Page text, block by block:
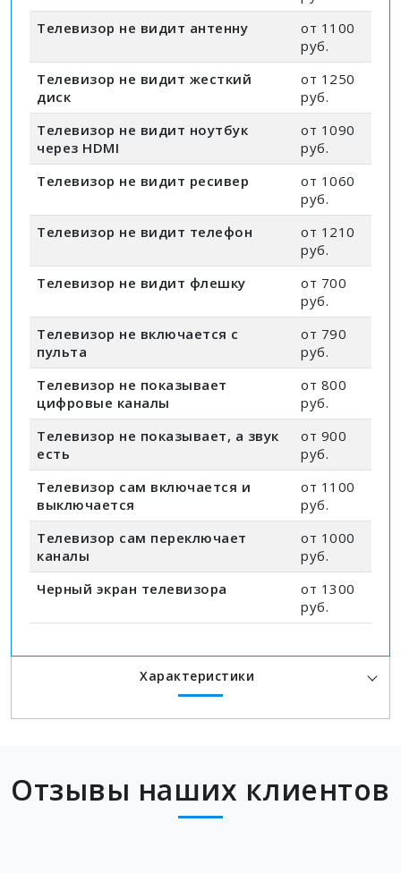
Телевизор не видит антенну
от 1100
руб.
Телевизор не видит жесткий
диск
от 1250
руб.
Телевизор не видит ноутбук
через HDMI
от 1090
руб.
Телевизор не видит ресивер
от 1060
руб.
Телевизор не видит телефон
от 1210
руб.
Телевизор не видит флешку
от 700
руб.
Телевизор не включается с
пульта
от 790
руб.
Телевизор не показывает
цифровые каналы
от 800
руб.
Телевизор не показывает, а звук
есть
от 900
руб.
Телевизор сам включается и
выключается
от 1100
руб.
Телевизор сам переключает
каналы
от 1000
руб.
Черный экран телевизора
от 1300
руб.
Характеристики
Отзывы наших клиентов